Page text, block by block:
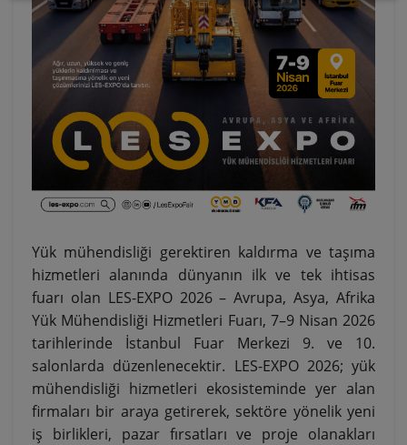
Yük mühendisliği gerektiren kaldırma ve taşıma
hizmetleri alanında dünyanın ilk ve tek ihtisas
fuarı olan LES-EXPO 2026 – Avrupa, Asya, Afrika
Yük Mühendisliği Hizmetleri Fuarı, 7–9 Nisan 2026
tarihlerinde İstanbul Fuar Merkezi 9. ve 10.
salonlarda düzenlenecektir. LES-EXPO 2026; yük
mühendisliği hizmetleri ekosisteminde yer alan
firmaları bir araya getirerek, sektöre yönelik yeni
iş birlikleri, pazar fırsatları ve proje olanakları